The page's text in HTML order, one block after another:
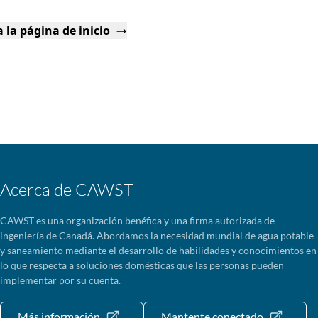
la página de inicio
Acerca de CAWST
CAWST es una organización benéfica y una firma autorizada de
ingeniería de Canadá. Abordamos la necesidad mundial de agua potable
y saneamiento mediante el desarrollo de habilidades y conocimientos en
lo que respecta a soluciones domésticas que las personas pueden
implementar por su cuenta.